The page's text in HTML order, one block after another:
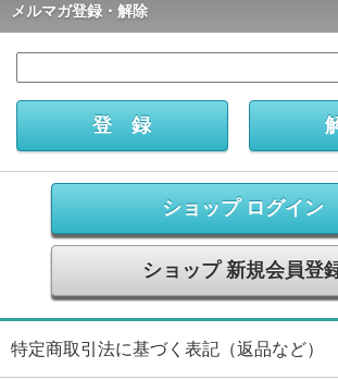
メルマガ登録・解除
ショップ ログイン
ショップ 新規会員登
特定商取引法に基づく表記（返品など）